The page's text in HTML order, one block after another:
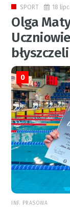
SPORT 18
Olga
0
INF. PRASOWA